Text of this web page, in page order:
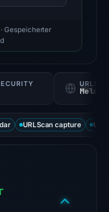
Gespeicherter
URLScan capture